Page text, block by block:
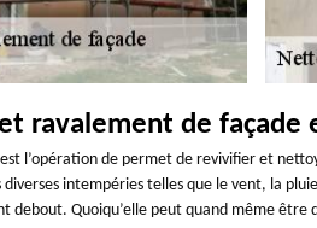
ravalement de façade
l’opération de permet de revivifier et
intempéries telles que le vent, la
debout. Quoiqu’elle peut quand même